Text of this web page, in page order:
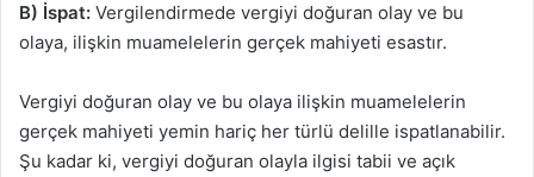
B) İspat: Vergilendirmede vergiyi doğuran olay ve bu
olaya, ilişkin muamelelerin gerçek mahiyeti esastır.
Vergiyi doğuran olay ve bu olaya ilişkin muamelelerin
gerçek mahiyeti yemin hariç her türlü delille ispatlanabilir.
Şu kadar ki, vergiyi doğuran olayla ilgisi tabii ve açık